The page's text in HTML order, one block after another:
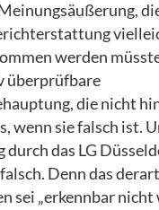
werden
überprüfbare
die nicht
wenn sie falsch ist.
durch das LG
Denn das
sei „erkennbar nicht